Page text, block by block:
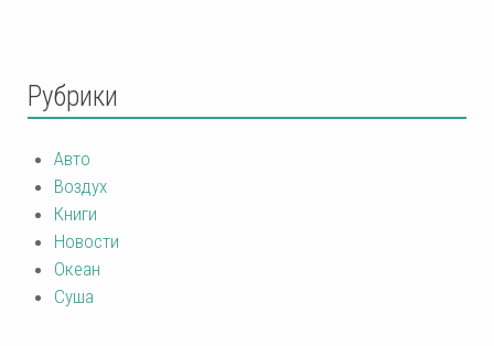
Рубрики
Авто
Воздух
Книги
Новости
Океан
Суша